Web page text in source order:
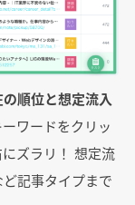
順位と想定流入
ワードをクリッ
ズラリ！ 想定流
記事タイプまで